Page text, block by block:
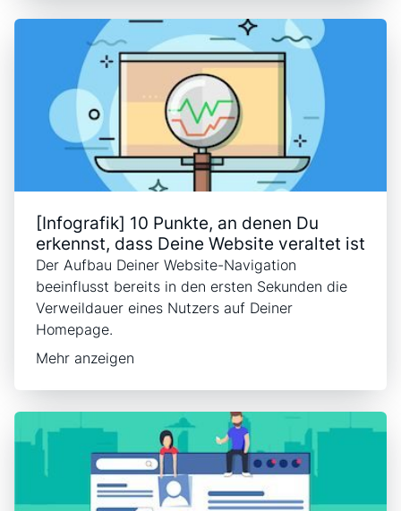
[Infografik] 10 Punkte, an denen Du
erkennst, dass Deine Website veraltet ist
Der Aufbau Deiner Website-Navigation
beeinflusst bereits in den ersten Sekunden die
Verweildauer eines Nutzers auf Deiner
Homepage.
Mehr anzeigen